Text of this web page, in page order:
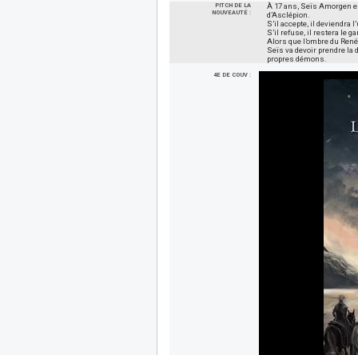
PITCH DE LA
NOUVEAUTÉ :
À 17 ans, Seïs Amorgen
d’Asclépion.
S’il accepte, il deviendra
S’il refuse, il restera le
Alors que l’ombre du
Seïs va devoir prendre la
propres démons.
4E DE COUV :